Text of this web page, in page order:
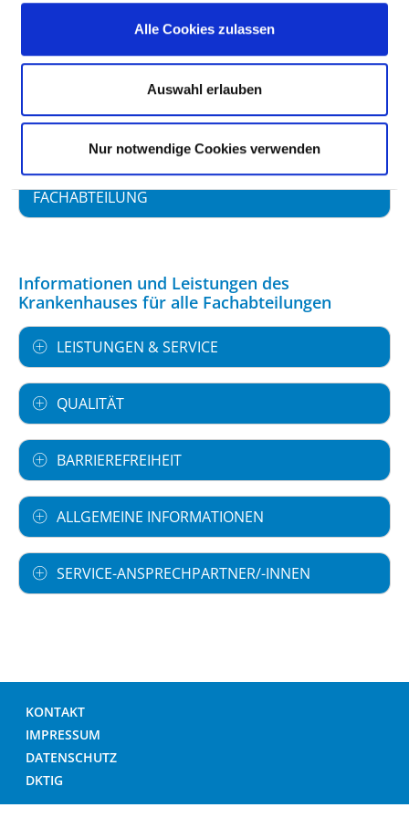
Alle Cookies zulassen
Auswahl erlauben
Nur notwendige Cookies verwenden
FACHEXPERTISE UND WEITERBILDUNG
MEDIZINISCHES LEISTUNGSANGEBOT MIT
FALLZAHLEN
WEITERE INFORMATIONEN ZUR
FACHABTEILUNG
Informationen und Leistungen des
Krankenhauses für alle Fachabteilungen
LEISTUNGEN & SERVICE
QUALITÄT
BARRIEREFREIHEIT
ALLGEMEINE INFORMATIONEN
SERVICE-ANSPRECHPARTNER/-INNEN
KONTAKT
IMPRESSUM
DATENSCHUTZ
DKTIG